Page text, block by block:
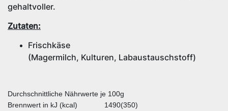
gehaltvoller.
Zutaten:
Frischkäse
(Magermilch, Kulturen, Labaustauschstoff)
Durchschnittliche Nährwerte je 100g
Brennwert in kJ (kcal)
1490(350)